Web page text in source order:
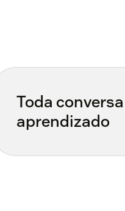
Toda
aprendizado